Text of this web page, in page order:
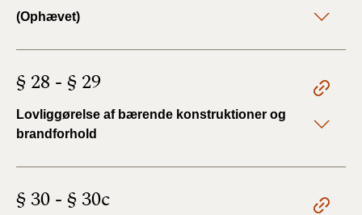
(Ophævet)
§ 28 - § 29
Lovliggørelse af bærende konstruktioner og
brandforhold
§ 30 - § 30c